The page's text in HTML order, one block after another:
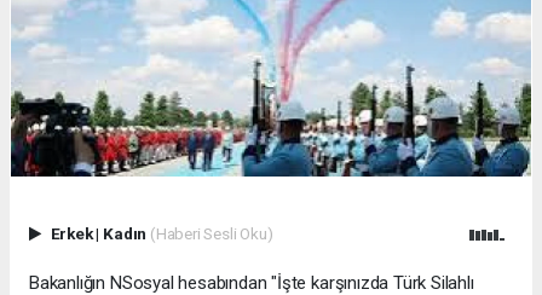
Erkek| Kadın (Haberi Sesli Oku)
Bakanlığın NSosyal hesabından "İşte karşınızda Türk Silahlı